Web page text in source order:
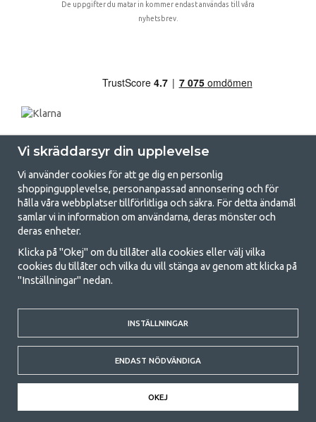
De uppgifter du matar in kommer endast användas till våra
nyhetsbrev.
GetCamping.se - Din butik för camping
och uteliv
Att campa kan antingen vara en livsstil eller ett sätt att samla familjen
för ett gemensamt äventyr. Oavsett vilken kategori du tillhör hittar du
med att campa så därför erbjuder vi riktigt bra priser på familjetält,
husvagnstält och all annan utrustning för camping och friluftsliv. Vårt
mål är att i varje priskategori erbjuda den bästa campingutrustningen
gällande kvalitet och funktionalitet. Ta gärna kontakt med oss om det
är något du saknar eller vill veta mer om.
© 2020 GetCamping. All rights reserved.
Vi skräddarsyr din upplevelse
Vi använder cookies för att ge dig en personlig
shoppingupplevelse, personanpassad annonsering och för
hålla våra webbplatser tillförlitliga och säkra. För detta ändamål
samlar vi in information om användarna, deras mönster och
deras enheter.
Klicka på "Okej" om du tillåter alla cookies eller välj vilka
cookies du tillåter och vilka du vill stänga av genom att klicka på
"Inställningar" nedan.
INSTÄLLNINGAR
ENDAST NÖDVÄNDIGA
OKEJ